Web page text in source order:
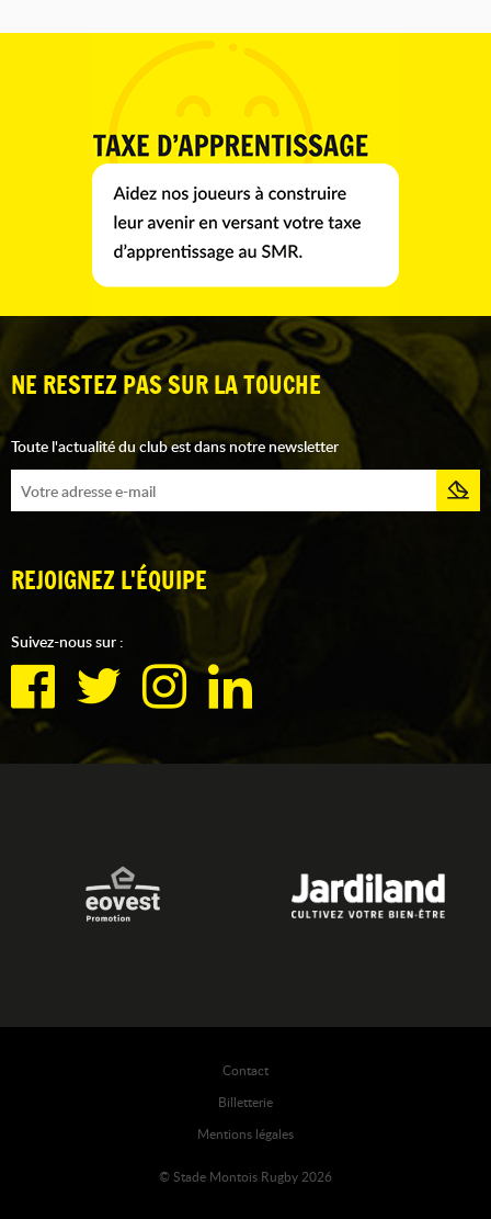
NE RESTEZ PAS SUR LA TOUCHE
Toute l'actualité du club est dans notre newsletter
REJOIGNEZ L'ÉQUIPE
Suivez-nous sur :
Contact
Billetterie
Mentions légales
© Stade Montois Rugby 2026